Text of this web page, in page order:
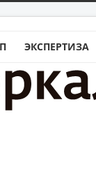
ЭКСПЕРТИЗА